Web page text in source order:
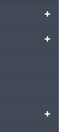
+
+
+